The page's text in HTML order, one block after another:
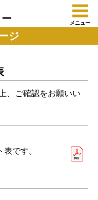
メニュー
ジ
、ご確認をお願いい
です。